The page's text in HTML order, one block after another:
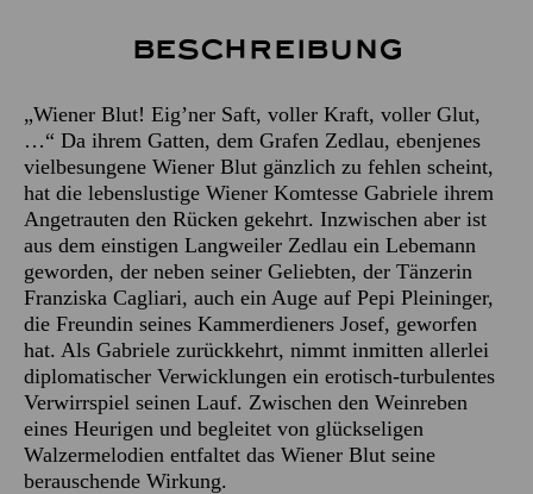
Beschreibung
„Wiener Blut! Eig’ner Saft, voller Kraft, voller Glut,
…“ Da ihrem Gatten, dem Grafen Zedlau, ebenjenes
vielbesungene Wiener Blut gänzlich zu fehlen scheint,
hat die lebenslustige Wiener Komtesse Gabriele ihrem
Angetrauten den Rücken gekehrt. Inzwischen aber ist
aus dem einstigen Langweiler Zedlau ein Lebemann
geworden, der neben seiner Geliebten, der Tänzerin
Franziska Cagliari, auch ein Auge auf Pepi Pleininger,
die Freundin seines Kammerdieners Josef, geworfen
hat. Als Gabriele zurückkehrt, nimmt inmitten allerlei
diplomatischer Verwicklungen ein erotisch-turbulentes
Verwirrspiel seinen Lauf. Zwischen den Weinreben
eines Heurigen und begleitet von glückseligen
Walzermelodien entfaltet das Wiener Blut seine
berauschende Wirkung.